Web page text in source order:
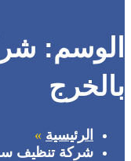
الوسم:
بالخرج
الرئيسية
شركة تنظيف